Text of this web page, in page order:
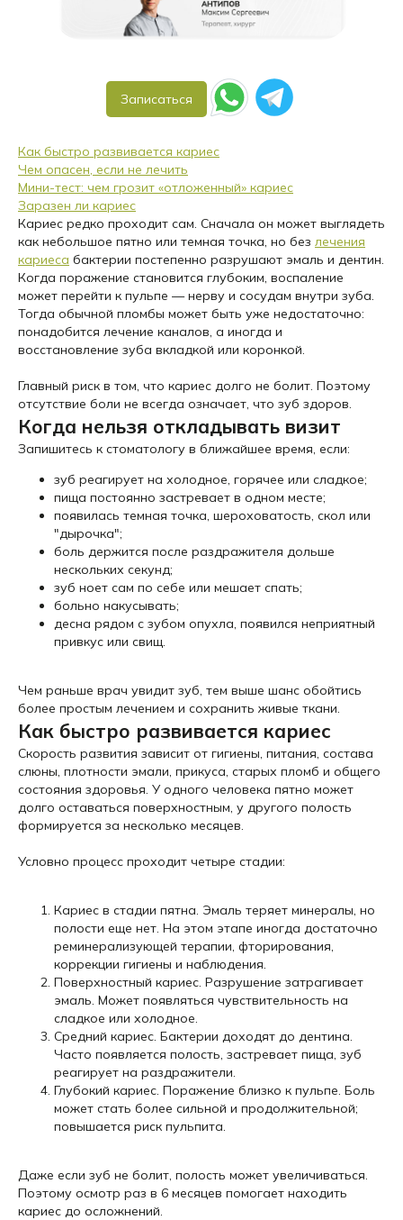
Записаться
Как быстро развивается кариес
Чем опасен, если не лечить
Мини-тест: чем грозит «отложенный» кариес
Заразен ли кариес
Кариес редко проходит сам. Сначала он может выглядеть
как небольшое пятно или темная точка, но без лечения
кариеса бактерии постепенно разрушают эмаль и дентин.
Когда поражение становится глубоким, воспаление
может перейти к пульпе — нерву и сосудам внутри зуба.
Тогда обычной пломбы может быть уже недостаточно:
понадобится лечение каналов, а иногда и
восстановление зуба вкладкой или коронкой.
Главный риск в том, что кариес долго не болит. Поэтому
отсутствие боли не всегда означает, что зуб здоров.
Когда нельзя откладывать визит
Запишитесь к стоматологу в ближайшее время, если:
зуб реагирует на холодное, горячее или сладкое;
пища постоянно застревает в одном месте;
появилась темная точка, шероховатость, скол или
"дырочка";
боль держится после раздражителя дольше
нескольких секунд;
зуб ноет сам по себе или мешает спать;
больно накусывать;
десна рядом с зубом опухла, появился неприятный
привкус или свищ.
Чем раньше врач увидит зуб, тем выше шанс обойтись
более простым лечением и сохранить живые ткани.
Как быстро развивается кариес
Скорость развития зависит от гигиены, питания, состава
слюны, плотности эмали, прикуса, старых пломб и общего
состояния здоровья. У одного человека пятно может
долго оставаться поверхностным, у другого полость
формируется за несколько месяцев.
Условно процесс проходит четыре стадии:
Кариес в стадии пятна. Эмаль теряет минералы, но
полости еще нет. На этом этапе иногда достаточно
реминерализующей терапии, фторирования,
коррекции гигиены и наблюдения.
Поверхностный кариес. Разрушение затрагивает
эмаль. Может появляться чувствительность на
сладкое или холодное.
Средний кариес. Бактерии доходят до дентина.
Часто появляется полость, застревает пища, зуб
реагирует на раздражители.
Глубокий кариес. Поражение близко к пульпе. Боль
может стать более сильной и продолжительной;
повышается риск пульпита.
Даже если зуб не болит, полость может увеличиваться.
Поэтому осмотр раз в 6 месяцев помогает находить
кариес до осложнений.